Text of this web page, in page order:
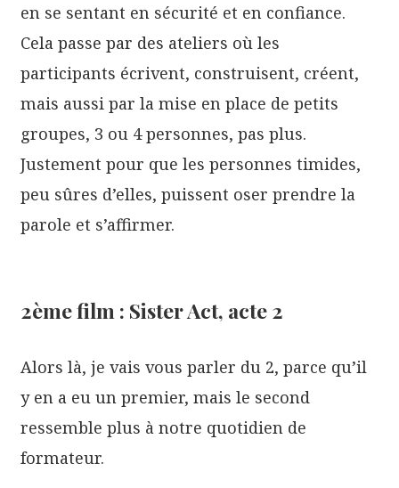
en se sentant en sécurité et en confiance.
Cela passe par des ateliers où les
participants écrivent, construisent, créent,
mais aussi par la mise en place de petits
groupes, 3 ou 4 personnes, pas plus.
Justement pour que les personnes timides,
peu sûres d’elles, puissent oser prendre la
parole et s’affirmer.
2ème film : Sister Act, acte 2
Alors là, je vais vous parler du 2, parce qu’il
y en a eu un premier, mais le second
ressemble plus à notre quotidien de
formateur.